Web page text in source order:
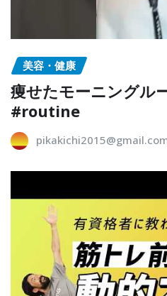
美容・健康
痩せたモーニングル
#routine